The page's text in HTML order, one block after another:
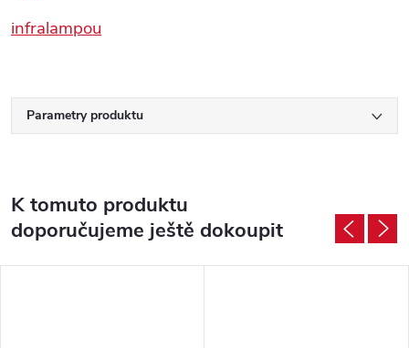
infralampou
Parametry produktu
K tomuto produktu
doporučujeme ještě dokoupit